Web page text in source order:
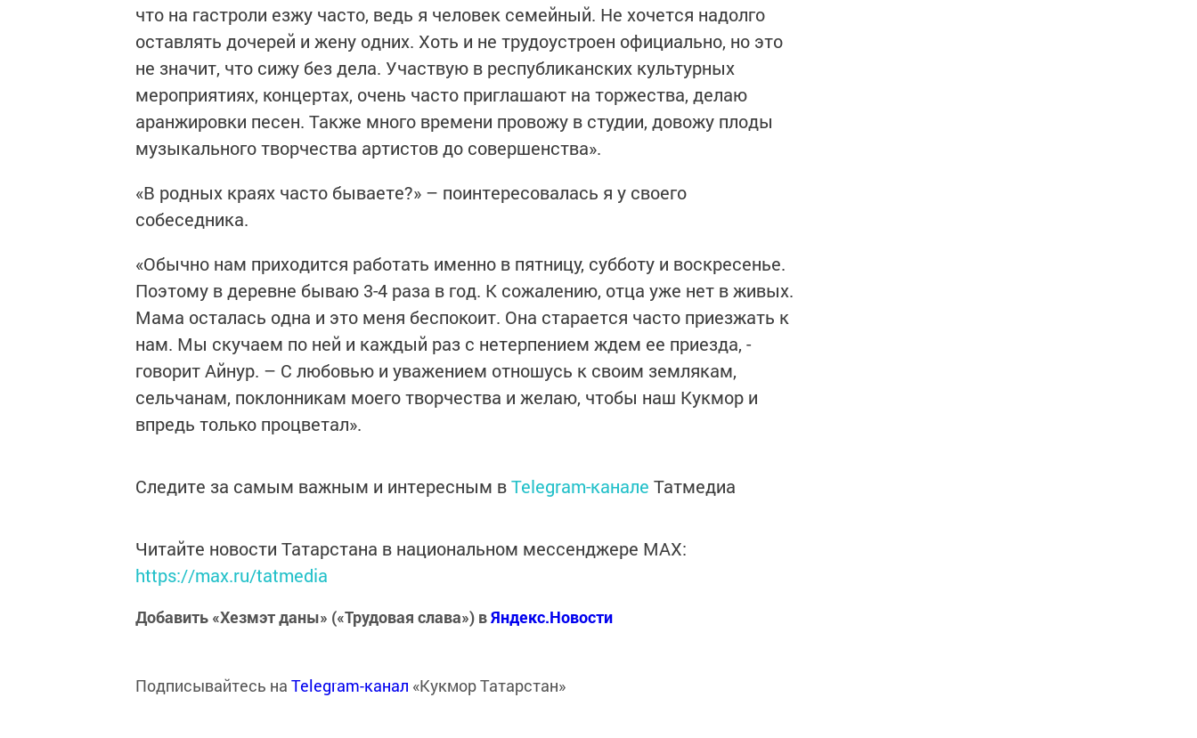
что на гастроли езжу часто, ведь я человек семейный. Не хочется надолго
оставлять дочерей и жену одних. Хоть и не трудоустроен официально, но это
не значит, что сижу без дела. Участвую в республиканских культурных
мероприятиях, концертах, очень часто приглашают на торжества, делаю
аранжировки песен. Также много времени провожу в студии, довожу плоды
музыкального творчества артистов до совершенства».
«В родных краях часто бываете?» – поинтересовалась я у своего
собеседника.
«Обычно нам приходится работать именно в пятницу, субботу и воскресенье.
Поэтому в деревне бываю 3-4 раза в год. К сожалению, отца уже нет в живых.
Мама осталась одна и это меня беспокоит. Она старается часто приезжать к
нам. Мы скучаем по ней и каждый раз с нетерпением ждем ее приезда, -
говорит Айнур. – С любовью и уважением отношусь к своим землякам,
сельчанам, поклонникам моего творчества и желаю, чтобы наш Кукмор и
впредь только процветал».
Следите за самым важным и интересным вTelegram-канале Татмедиа
Читайте новости Татарстана в национальном мессенджере MАХ:
https://max.ru/tatmedia
Добавить «Хезмэт даны» («Трудовая слава») вЯндекс.Новости
Подписывайтесь на Telegram-канал «Кукмор Татарстан»